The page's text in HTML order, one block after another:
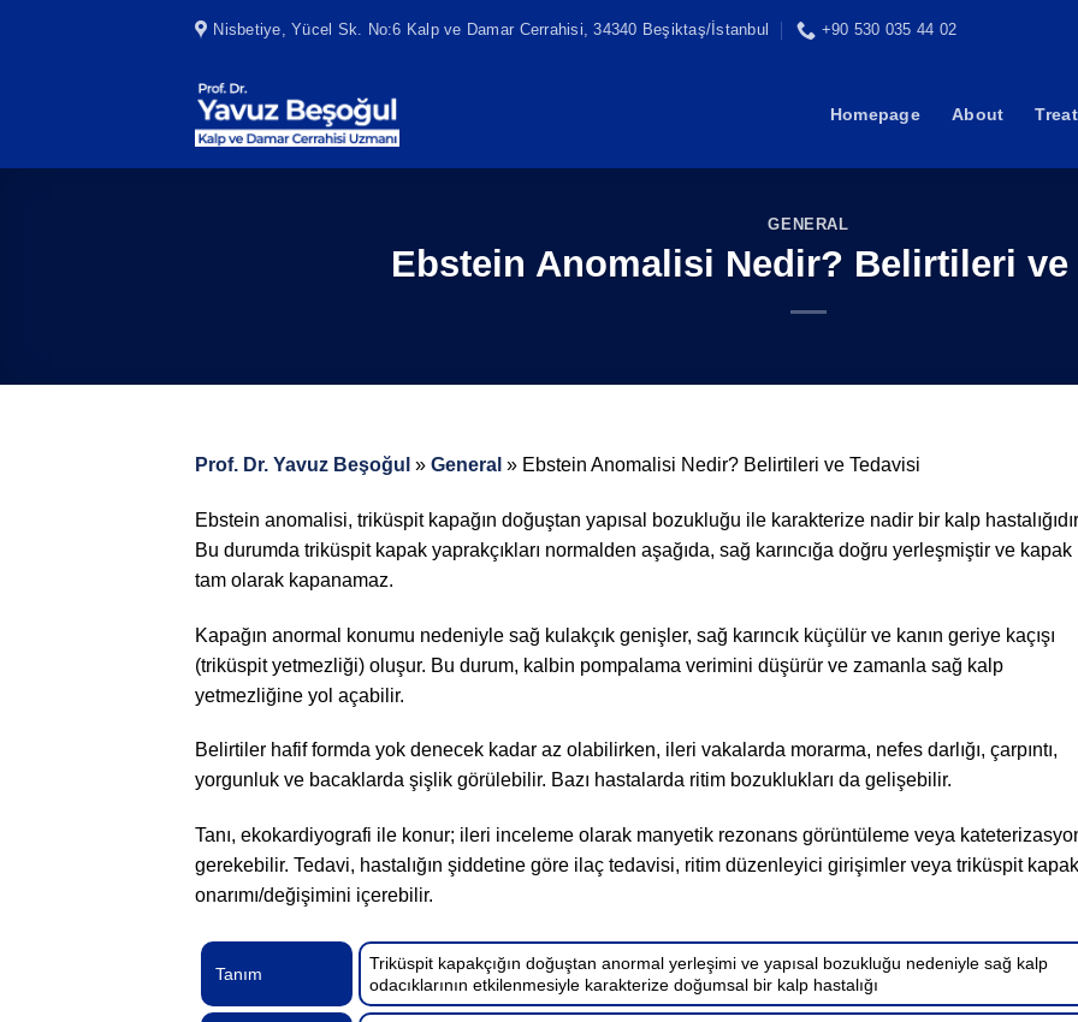
Nisbetiye, Yücel Sk. No:6 Kalp ve Damar Cerrahisi, 34340 Beşiktaş/İstanbul +90 530 035 44 02
Homepage About
GENERAL
Ebstein Anomalisi Nedir? Belirtileri ve
Prof. Dr. Yavuz Beşoğul » General » Ebstein Anomalisi Nedir? Belirtileri ve Tedavisi
Ebstein anomalisi, triküspit kapağın doğuştan yapısal bozukluğu ile karakterize nadir bir kalp
Bu durumda triküspit kapak yaprakçıkları normalden aşağıda, sağ karıncığa doğru yerleşmiştir ve kapak
tam olarak kapanamaz.
Kapağın anormal konumu nedeniyle sağ kulakçık genişler, sağ karıncık küçülür ve kanın geriye kaçışı
(triküspit yetmezliği) oluşur. Bu durum, kalbin pompalama verimini düşürür ve zamanla sağ kalp
yetmezliğine yol açabilir.
Belirtiler hafif formda yok denecek kadar az olabilirken, ileri vakalarda morarma, nefes darlığı, çarpıntı,
yorgunluk ve bacaklarda şişlik görülebilir. Bazı hastalarda ritim bozuklukları da gelişebilir.
Tanı, ekokardiyografi ile konur; ileri inceleme olarak manyetik rezonans görüntüleme veya
gerekebilir. Tedavi, hastalığın şiddetine göre ilaç tedavisi, ritim düzenleyici girişimler veya triküspit kapak
onarımı/değişimini içerebilir.
Tanım
Triküspit kapakçığın doğuştan anormal yerleşimi ve yapısal bozukluğu nedeniyle sağ kalp
odacıklarının etkilenmesiyle karakterize doğumsal bir kalp hastalığı